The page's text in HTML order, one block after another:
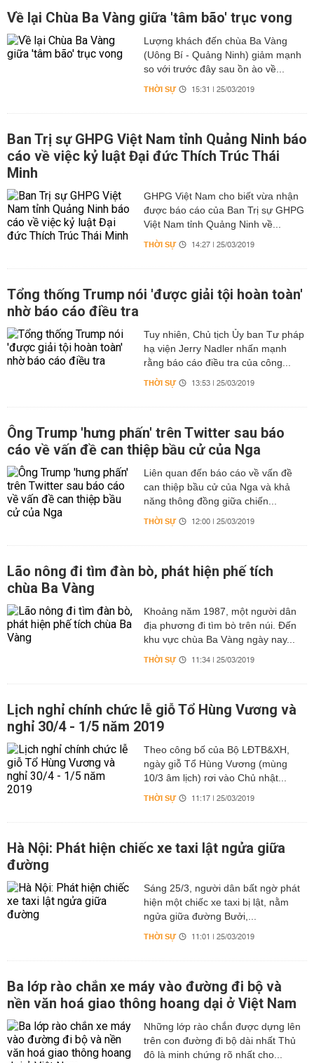
Về lại Chùa Ba Vàng giữa 'tâm bão' trục vong
Lượng khách đến chùa Ba Vàng
(Uông Bí - Quảng Ninh) giảm mạnh
so với trước đây sau ồn ào về...
THỜI SỰ 15:31 | 25/03/2019
Ban Trị sự GHPG Việt Nam tỉnh Quảng Ninh báo
cáo về việc kỷ luật Đại đức Thích Trúc Thái
Minh
GHPG Việt Nam cho biết vừa nhận
được báo cáo của Ban Trị sự GHPG
Việt Nam tỉnh Quảng Ninh về...
THỜI SỰ 14:27 | 25/03/2019
Tổng thống Trump nói 'được giải tội hoàn toàn'
nhờ báo cáo điều tra
Tuy nhiên, Chủ tịch Ủy ban Tư pháp
hạ viện Jerry Nadler nhấn mạnh
rằng báo cáo điều tra của công...
THỜI SỰ 13:53 | 25/03/2019
Ông Trump 'hưng phấn' trên Twitter sau báo
cáo về vấn đề can thiệp bầu cử của Nga
Liên quan đến báo cáo về vấn đề
can thiệp bầu cử của Nga và khả
năng thông đồng giữa chiến...
THỜI SỰ 12:00 | 25/03/2019
Lão nông đi tìm đàn bò, phát hiện phế tích
chùa Ba Vàng
Khoảng năm 1987, một người dân
địa phương đi tìm bò trên núi. Đến
khu vực chùa Ba Vàng ngày nay...
THỜI SỰ 11:34 | 25/03/2019
Lịch nghỉ chính chức lễ giỗ Tổ Hùng Vương và
nghỉ 30/4 - 1/5 năm 2019
Theo công bố của Bộ LĐTB&XH,
ngày giỗ Tổ Hùng Vương (mùng
10/3 âm lịch) rơi vào Chủ nhật...
THỜI SỰ 11:17 | 25/03/2019
Hà Nội: Phát hiện chiếc xe taxi lật ngửa giữa
đường
Sáng 25/3, người dân bất ngờ phát
hiện một chiếc xe taxi bị lật, nằm
ngửa giữa đường Bưởi,...
THỜI SỰ 11:01 | 25/03/2019
Ba lớp rào chắn xe máy vào đường đi bộ và
nền văn hoá giao thông hoang dại ở Việt Nam
Những lớp rào chắn được dựng lên
trên con đường đi bộ dài nhất Thủ
đô là minh chứng rõ nhất cho...